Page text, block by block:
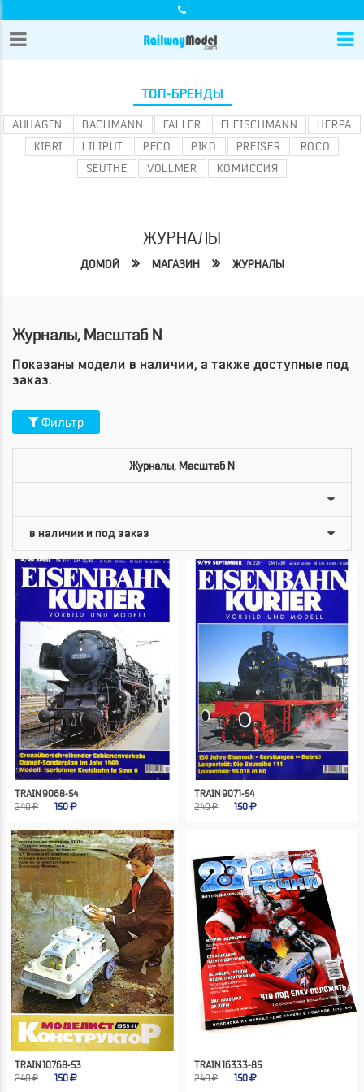
ТОП-БРЕНДЫ
AUHAGEN BACHMANN FALLER FLEISCHMANN
HERPA
KIBRI
LILIPUT PECO PIKO PREISER
ROCO
SEUTHE
VOLLMER КОМИССИЯ
ЖУРНАЛЫ
ДОМОЙ МАГАЗИН ЖУРНАЛЫ
Журналы, Масштаб N
Показаны модели в наличии, а также доступные под
заказ.
Фильтр
Журналы, Масштаб N
TRAIN 9068-54
240 ₽
150
TRAIN 9071-54
240 ₽
150
TRAIN 10768-53
240 ₽
150
TRAIN 16333-85
240 ₽
150